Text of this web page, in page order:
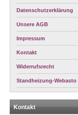
Datenschutzerklärung
Unsere AGB
Impressum
Kontakt
Widerrufsrecht
Standheizung-Webasto
Kontakt